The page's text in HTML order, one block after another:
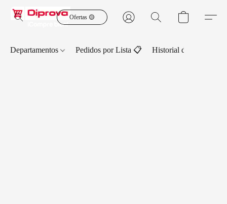
Ofertas 🟡
Departamentos Pedidos por Lista 📋 Historial de Pedidos